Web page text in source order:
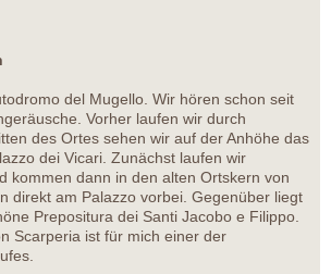
del Mugello. Wir hören schon seit
Vorher laufen wir durch
des Ortes sehen wir auf der Anhöhe das
dei Vicari. Zunächst laufen wir
kommen dann in den alten Ortskern von
direkt am Palazzo vorbei. Gegenüber liegt
Prepositura dei Santi Jacobo e Filippo.
Scarperia ist für mich einer der